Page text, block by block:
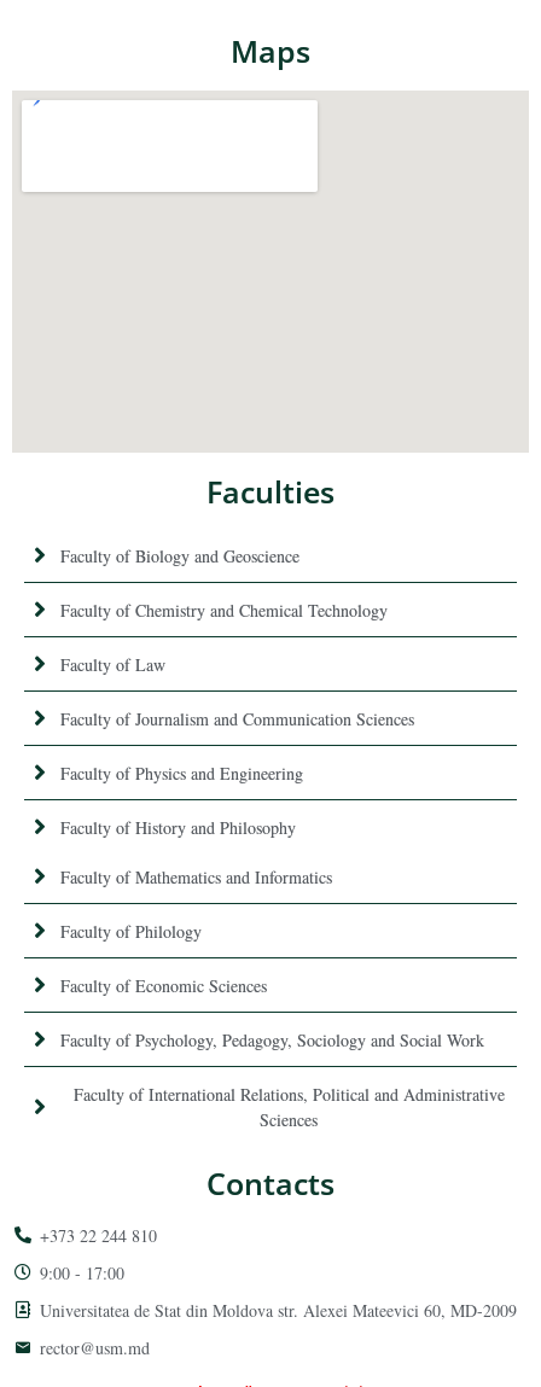
Maps
Faculties
Faculty of Biology and Geoscience
Faculty of Chemistry and Chemical Technology
Faculty of Law
Faculty of Journalism and Communication Sciences
Faculty of Physics and Engineering
Faculty of History and Philosophy
Faculty of Mathematics and Informatics
Faculty of Philology
Faculty of Economic Sciences
Faculty of Psychology, Pedagogy, Sociology and Social Work
Faculty of International Relations, Political and Administrative
Sciences
Contacts
+373 22 244 810
9:00 - 17:00
Universitatea de Stat din Moldova str. Alexei Mateevici 60, MD-2009
rector@usm.md